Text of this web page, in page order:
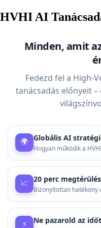
HVHI AI
Minden, amit
Fedezd fel a High-
tanácsadás előnyeit
🌍 Globális AI
Hogyan működik a
A nemzetközi piacokon
adaptációja
érheted el a globális
vállalkozásodban,
Tovább olvasom
📈 20 perc
Bizonyítottan hatékony
Hogyan lehet egy 20
értéket teremteni? A
⚡ Ne pazarold az